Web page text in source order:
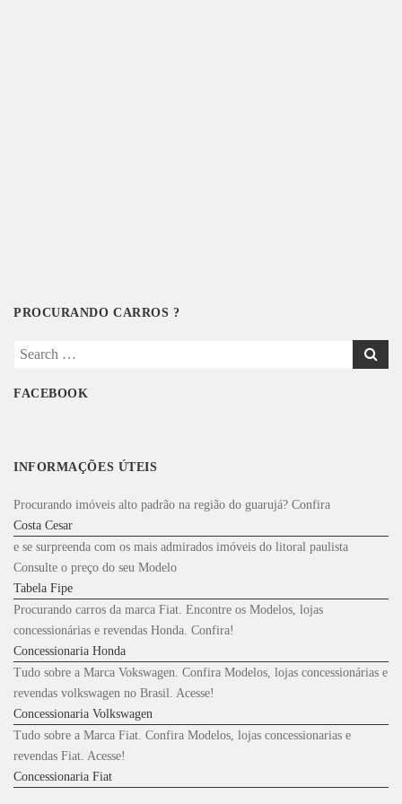
PROCURANDO CARROS ?
Search
FACEBOOK
INFORMAÇÕES ÚTEIS
Procurando imóveis alto padrão na região do guarujá? Confira
Costa Cesar
e se surpreenda com os mais admirados imóveis do litoral paulista
Consulte o preço do seu Modelo
Tabela Fipe
Procurando carros da marca Fiat. Encontre os Modelos, lojas
concessionárias e revendas Honda. Confira!
Concessionaria Honda
Tudo sobre a Marca Vokswagen. Confira Modelos, lojas concessionárias e
revendas volkswagen no Brasil. Acesse!
Concessionaria Volkswagen
Tudo sobre a Marca Fiat. Confira Modelos, lojas concessionarias e
revendas Fiat. Acesse!
Concessionaria Fiat